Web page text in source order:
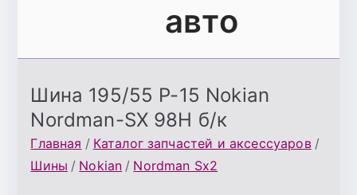
авто
Шина 195/55 Р-15 Nokian
Nordman-SX 98H б/к
Главная
Каталог запчастей и аксессуаров
Шины
Nokian Nordman Sx2